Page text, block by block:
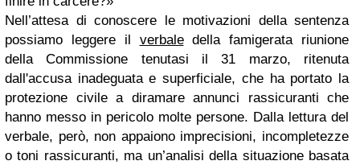
Nell’attesa di conoscere le motivazioni della sentenza
possiamo leggere il verbaledella famigerata riunione
della Commissione tenutasi il 31 marzo, ritenuta
dall'accusa inadeguata e superficiale, che ha portato la
protezione civile a diramare annunci rassicuranti che
hanno messo in pericolo molte persone. Dalla lettura del
verbale, però, non appaiono imprecisioni, incompletezze
o toni rassicuranti, ma un’analisi della situazione basata